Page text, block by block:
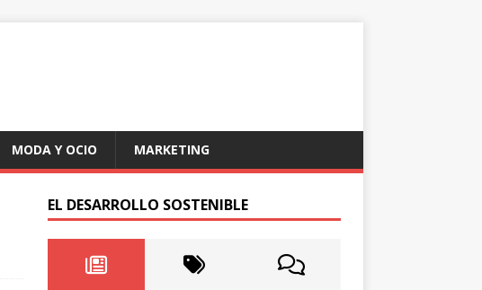
MODA Y OCIO MARKETING
EL DESARROLLO SOSTENIBLE